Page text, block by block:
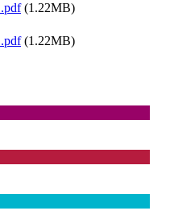
(1.22MB)
(1.22MB)